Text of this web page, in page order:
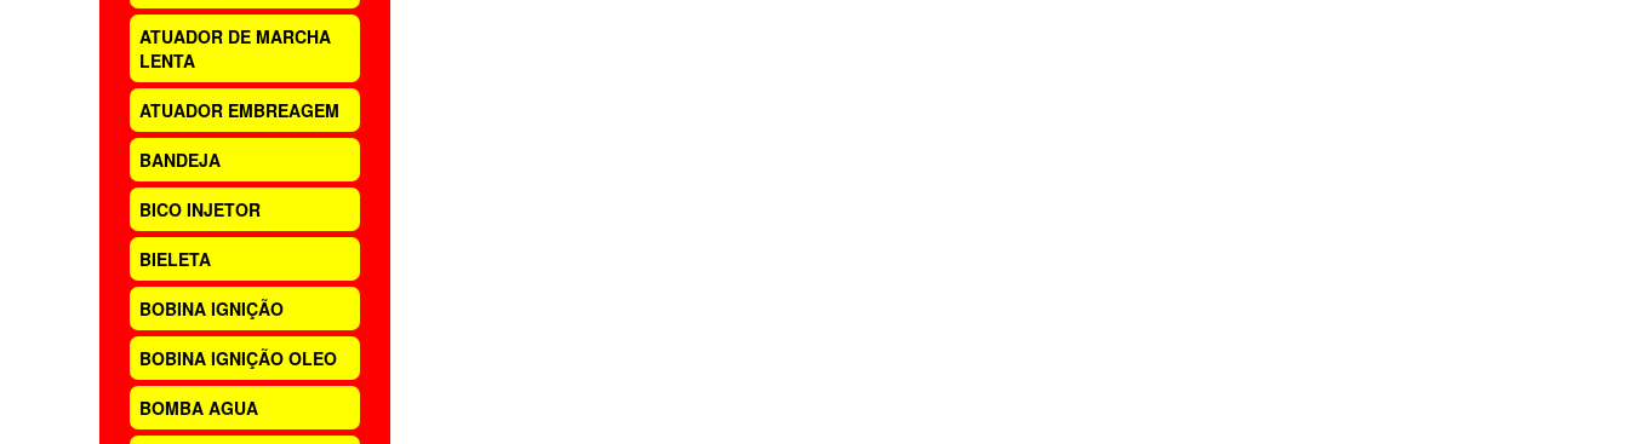
ATUADOR DE MARCHA
LENTA
ATUADOR EMBREAGEM
BANDEJA
BICO INJETOR
BIELETA
BOBINA IGNIÇÃO
BOBINA IGNIÇÃO OLEO
BOMBA AGUA